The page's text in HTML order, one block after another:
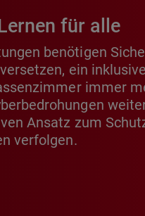
für alle
benötigen
ein
immer
Ansatz zum
verfolgen.